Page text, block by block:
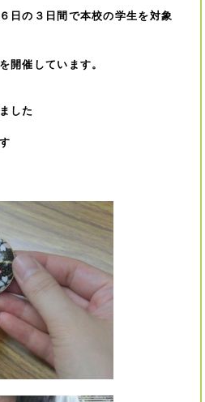
日の３日間で本校の学生を対象
開催しています。
した